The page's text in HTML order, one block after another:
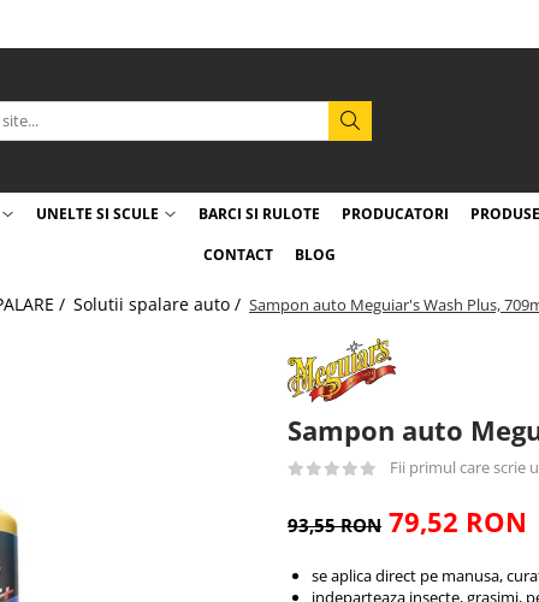
UNELTE SI SCULE BARCI SI RULOTE PRODUCATORI
CONTACT
BLOG
/ Solutii spalare auto / Sampon auto Meguiar's Wash Plus,
Sampon auto
Fii primul care scrie
93,55 RON 79,52 RON
se aplica direct pe manusa,
indeparteaza insecte, grasimi,